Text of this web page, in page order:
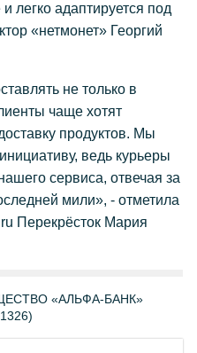
легко адаптируется под
«нетмонет» Георгий
не только в
чаще хотят
продуктов. Мы
ведь курьеры
сервиса, отвечая за
мили», - отметила
Перекрёсток Мария
«АЛЬФА-БАНК»